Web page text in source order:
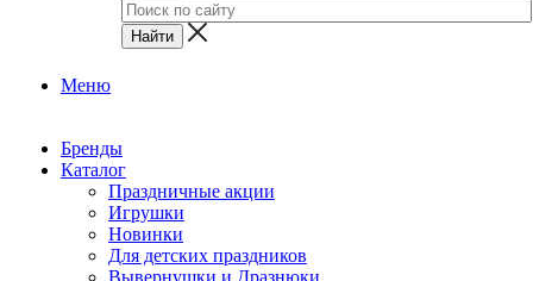
Меню
Бренды
Каталог
Праздничные акции
Игрушки
Новинки
Для детских праздников
Вывернушки и Дразнюки